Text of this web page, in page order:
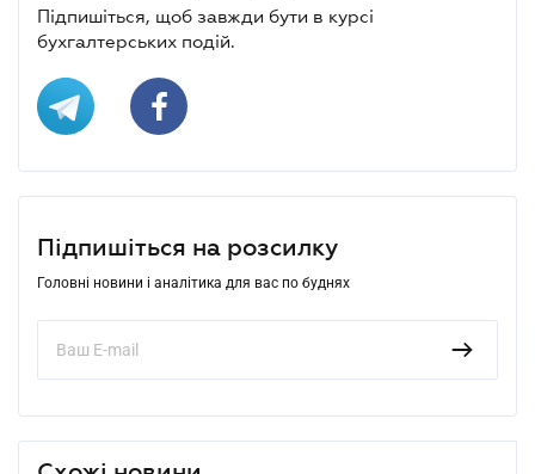
Підпишіться, щоб завжди бути в курсі
бухгалтерських подій.
Підпишіться на розсилку
Головні новини і аналітика для вас по буднях